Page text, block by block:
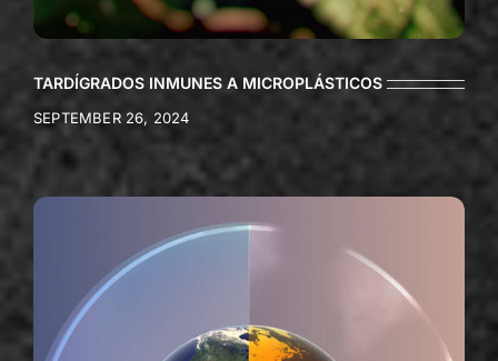
TARDÍGRADOS INMUNES A MICROPLÁSTICOS
SEPTEMBER 26, 2024